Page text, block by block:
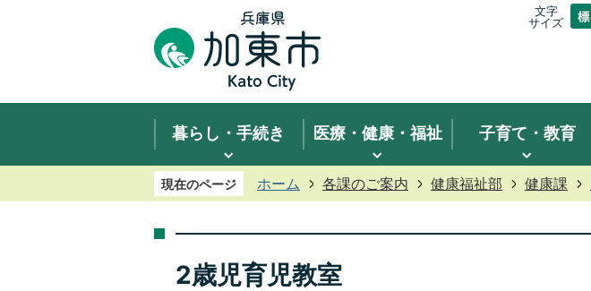
文字
サイズ
暮らし・手続き 医療・健康・福祉 子育て・教育
現在のページ ホーム 各課のご案内 健康福祉部 健康課
2歳児育児教室